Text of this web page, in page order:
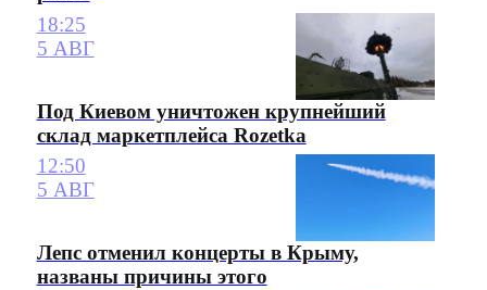
18:25
5 АВГ
Под Киевом уничтожен крупнейший
склад маркетплейса Rozetka
12:50
5 АВГ
Лепс отменил концерты в Крыму,
названы причины этого